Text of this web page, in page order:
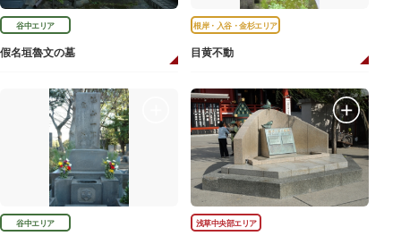
谷中エリア
假名垣魯文の墓
根岸・入谷・金杉エリア
目黄不動
谷中エリア 浅草中央部エリア